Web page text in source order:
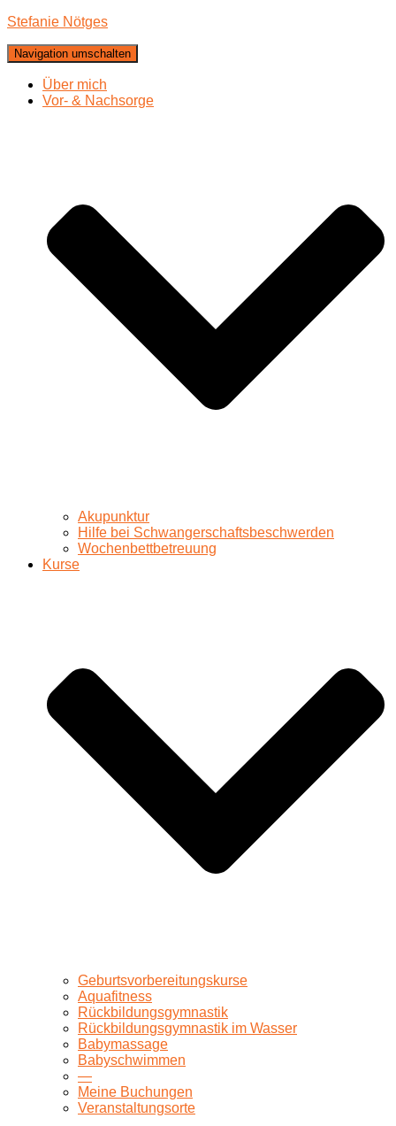
Stefanie Nötges
Navigation umschalten
Über mich
Vor- & Nachsorge
Akupunktur
Hilfe bei Schwangerschaftsbeschwerden
Wochenbettbetreuung
Kurse
Geburtsvorbereitungskurse
Aquafitness
Rückbildungsgymnastik
Rückbildungsgymnastik im Wasser
Babymassage
Babyschwimmen
—
Meine Buchungen
Veranstaltungsorte